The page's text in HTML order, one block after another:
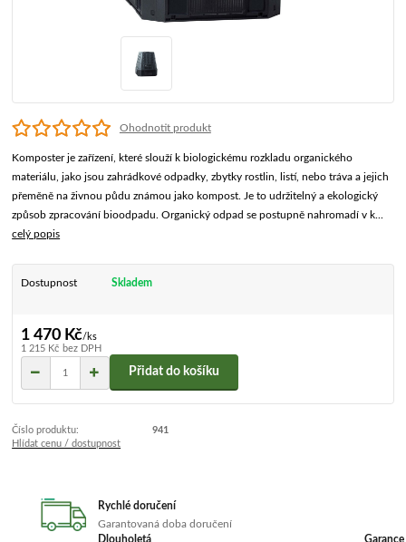
Ohodnotit produkt
Komposter je zařízení, které slouží k biologickému rozkladu organického
materiálu, jako jsou zahrádkové odpadky, zbytky rostlin, listí, nebo tráva a jejich
přeměně na živnou půdu známou jako kompost. Je to udržitelný a ekologický
způsob zpracování bioodpadu. Organický odpad se postupně nahromadí v k...
celý popis
Dostupnost Skladem
1 470 Kč/ks
1 215 Kč bez DPH
Přidat do košíku
Číslo produktu:
941
Hlídat cenu / dostupnost
Rychlé doručení
Garantovaná doba doručení
Dlouholetá
Garance